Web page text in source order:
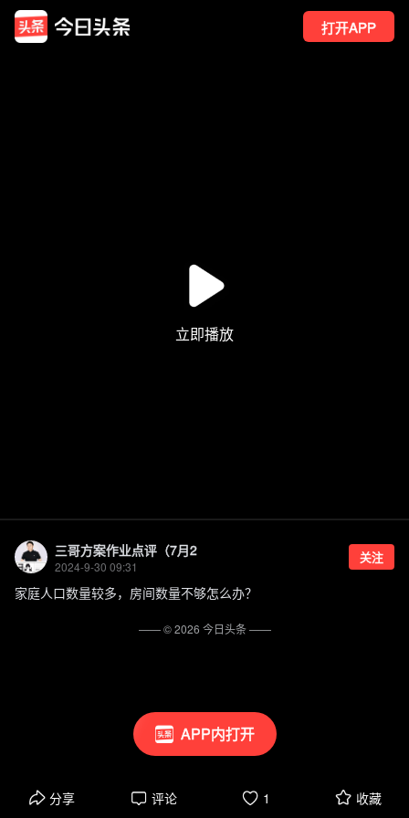
打开APP
APP内打开
三哥方案作业点评（7月2
2024-9-30 09:31
关注
家庭人口数量较多，房间数量不够怎么办？
分享 评论 1 收藏
—— ©2026 今日头条——